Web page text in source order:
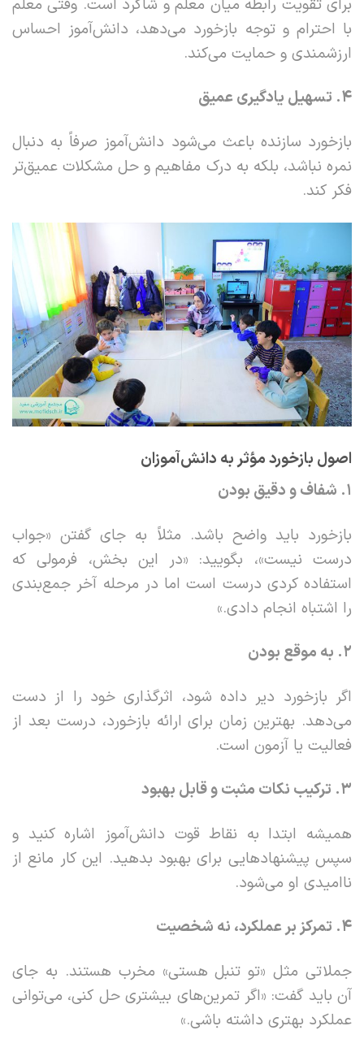
برای تقویت رابطه میان معلم و شاگرد است. وقتی معلم
با احترام و توجه بازخورد می‌دهد، دانش‌آموز احساس
ارزشمندی و حمایت می‌کند.
۴. تسهیل یادگیری عمیق
بازخورد سازنده باعث می‌شود دانش‌آموز صرفاً به دنبال
نمره نباشد، بلکه به درک مفاهیم و حل مشکلات عمیق‌تر
فکر کند.
اصول بازخورد مؤثر به دانش‌آموزان
۱. شفاف و دقیق بودن
بازخورد باید واضح باشد. مثلاً به جای گفتن «جواب
درست نیست»، بگویید: «در این بخش، فرمولی که
استفاده کردی درست است اما در مرحله آخر جمع‌بندی
را اشتباه انجام دادی.»
۲. به موقع بودن
اگر بازخورد دیر داده شود، اثرگذاری خود را از دست
می‌دهد. بهترین زمان برای ارائه بازخورد، درست بعد از
فعالیت یا آزمون است.
۳. ترکیب نکات مثبت و قابل بهبود
همیشه ابتدا به نقاط قوت دانش‌آموز اشاره کنید و
سپس پیشنهادهایی برای بهبود بدهید. این کار مانع از
ناامیدی او می‌شود.
۴. تمرکز بر عملکرد، نه شخصیت
جملاتی مثل «تو تنبل هستی» مخرب هستند. به جای
آن باید گفت: «اگر تمرین‌های بیشتری حل کنی، می‌توانی
عملکرد بهتری داشته باشی.»